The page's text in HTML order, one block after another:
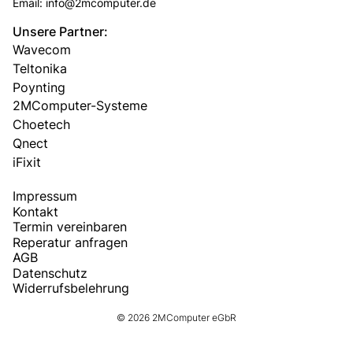
Email: info@2mcomputer.de
Unsere Partner:
Wavecom
Teltonika
Poynting
2MComputer-Systeme
Choetech
Qnect
iFixit
Impressum
Kontakt
Termin vereinbaren
Reperatur anfragen
AGB
Datenschutz
Widerrufsbelehrung
© 2026 2MComputer eGbR